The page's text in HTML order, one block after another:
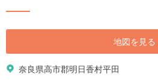
地図を見る
奈良県高市郡明日香村平田